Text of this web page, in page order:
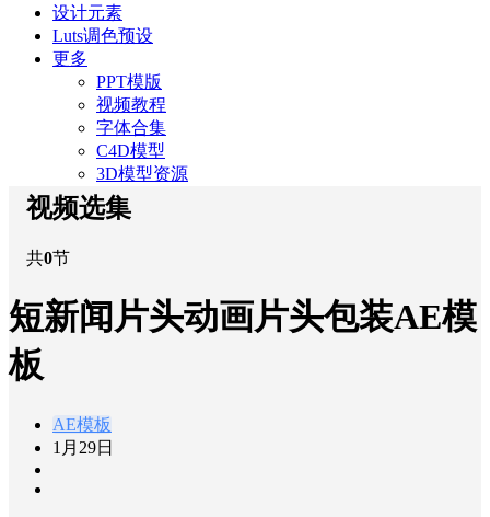
设计元素
Luts调色预设
更多
PPT模版
视频教程
字体合集
C4D模型
3D模型资源
视频选集
共0节
短新闻片头动画片头包装AE模
板
AE模板
1月29日